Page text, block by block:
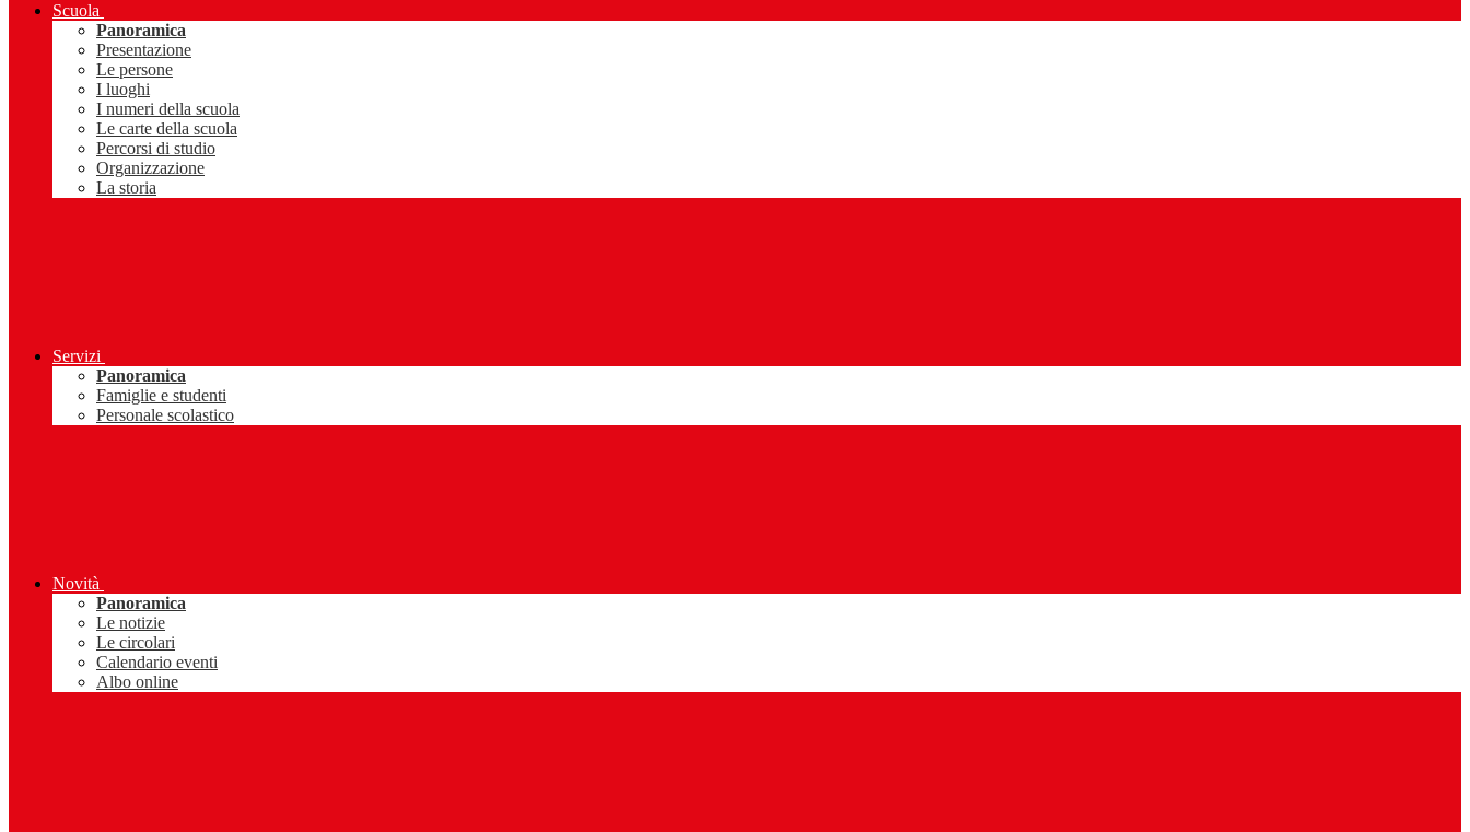
Scuola
Panoramica
Presentazione
Le persone
I luoghi
I numeri della scuola
Le carte della scuola
Percorsi di studio
Organizzazione
La storia
Servizi
Panoramica
Famiglie e studenti
Personale scolastico
Novità
Panoramica
Le notizie
Le circolari
Calendario eventi
Albo online